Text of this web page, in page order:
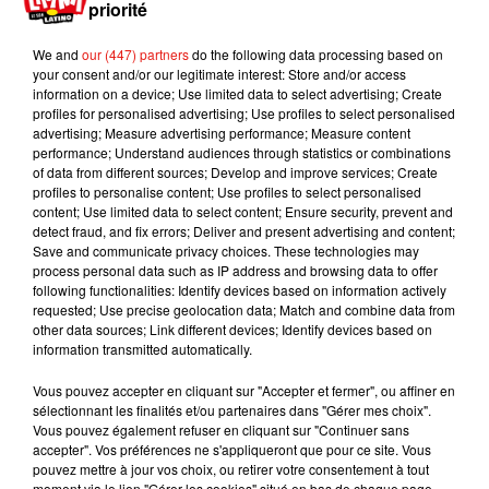
de dollars de dommages et intérêts ainsi 1,5
million de dollars de dommages et intérêts
punitifs àJennifer Lopez et sa
production. L’interprète du tube Ain’t YouMama
n’a pas commenté ces accusations. Tout comme
elle est restée
muette face
aux rumeurs
d’infidélité d’Alex Rodriguez survenues au
lendemain de leurs fiançailles sur une plage des
Bahamas.
priorité
We and our (447) partnersdo the following data processing based on
your consent and/or our legitimate interest: Store and/or access
information on a device; Use limited data to select advertising; Create
profiles for personalised advertising; Use profiles to select personalised
advertising; Measure advertising performance; Measure content
performance; Understand audiences through statistics or combinations
of data from different sources; Develop and improve services; Create
profiles to personalise content; Use profiles to select personalised
content; Use limited data to select content; Ensure security, prevent and
detect fraud, and fix errors; Deliver and present advertising and content;
Save and communicate privacy choices. These technologies may
process personal data such as IP address and browsing data to offer
following functionalities: Identify devices based on information actively
requested; Use precise geolocation data; Match and combine data from
other data sources; Link different devices; Identify devices based on
information transmitted automatically.
Vous pouvez accepter en cliquant sur "Accepter et fermer", ou affiner en
sélectionnant les finalités et/ou partenaires dans "Gérer mes choix".
Vous pouvez également refuser en cliquant sur "Continuer sans
accepter". Vos préférences ne s'appliqueront que pour ce site. Vous
pouvez mettre à jour vos choix, ou retirer votre consentement à tout